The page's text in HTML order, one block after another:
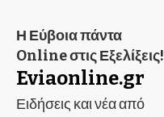
Η Εύβοια πάντα
Online στις Εξελίξεις!
Eviaonline.gr
Ειδήσεις και νέα από